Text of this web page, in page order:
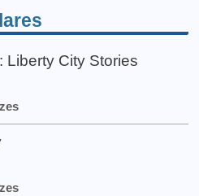
Liberty City Stories